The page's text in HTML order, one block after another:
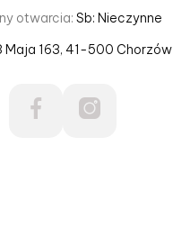
otwarcia: Sb: Nieczynne
Maja 163, 41-500 Chorzów